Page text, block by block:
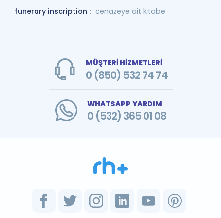
funerary inscription : cenazeye ait kitabe
MÜŞTERİ HİZMETLERİ
0 (850) 532 74 74
WHATSAPP YARDIM
0 (532) 365 01 08